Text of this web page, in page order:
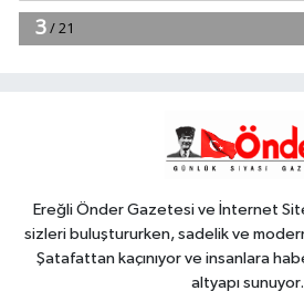
11:37
açılacak
Ereğli Önder Gazetesi ve İnternet
sizleri buluştururken, sadelik ve
Şatafattan kaçınıyor ve insanlara
altyapı sunuyor.